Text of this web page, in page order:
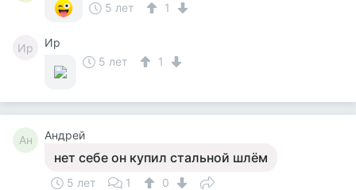
5 лет
1
Ир
Ир
5 лет
1
Ан Андрей
нет себе он купил стальной шлём
5 лет 1 0